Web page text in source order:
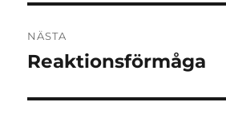
NÄSTA
Nästa
Reaktionsförmåga